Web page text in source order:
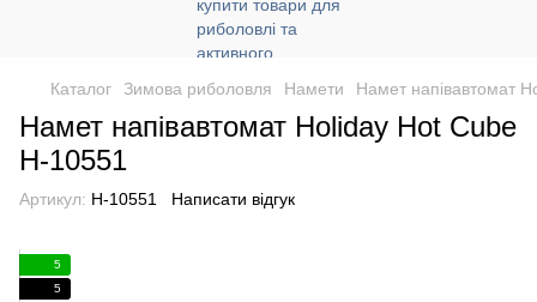
Каталог Зимова риболовля Намети Намет напівавтомат
Намет напівавтомат Holiday Hot Cube
H-10551
Артикул: H-10551 Написати відгук
5
5